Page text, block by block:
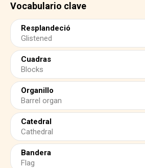
Vocabulario clave
Resplandeció
Glistened
Cuadras
Blocks
Organillo
Barrel organ
Catedral
Cathedral
Bandera
Flag